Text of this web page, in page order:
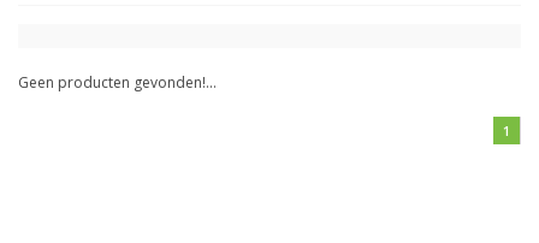
Geen producten gevonden!...
1